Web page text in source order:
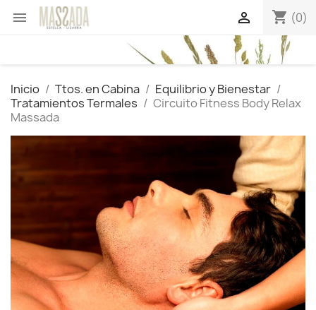
 shopping_cart (0)

Inicio Ttos. en Cabina
Equilibrio y Bienestar
Tratamientos Termales
Circuito Fitness Body Relax
Massada